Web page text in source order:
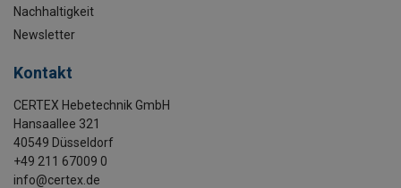
Nachhaltigkeit
Newsletter
Kontakt
CERTEX Hebetechnik GmbH
Hansaallee 321
40549 Düsseldorf
+49 211 67009 0
info@certex.de